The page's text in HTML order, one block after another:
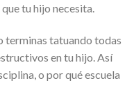
tu hijo necesita.
terminas tatuando todas
en tu hijo. Así
o por qué escuela